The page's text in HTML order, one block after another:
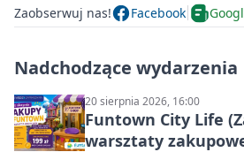
Zaobserwuj nas! Facebook
Nadchodzące wydarzenia
20 sierpnia 2026, 16:00
Funtown City Life
warsztaty